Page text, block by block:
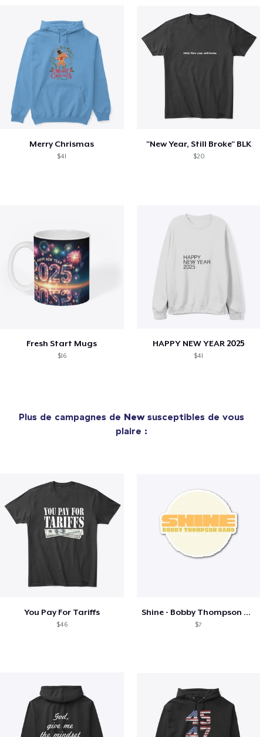
Merry Chrismas
$41
"New Year, Still Broke" BLK
$20
Fresh Start Mugs
$16
HAPPY NEW YEAR 2025
$41
Plus de campagnes de Newsusceptibles de vous
plaire :
You Pay For Tariffs
$46
Shine - Bobby Thompson Band Merch
$7